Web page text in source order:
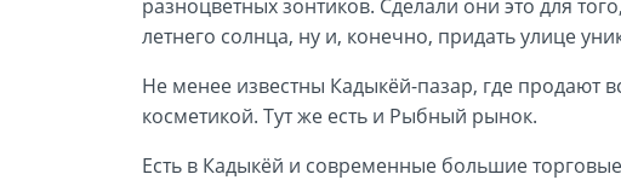
разноцветных зонтиков. Сделали они это для
летнего солнца, ну и, конечно, придать улице
Не менее известны Кадыкёй-пазар, где продают
косметикой. Тут же есть и Рыбный рынок.
Есть в Кадыкёй и современные большие